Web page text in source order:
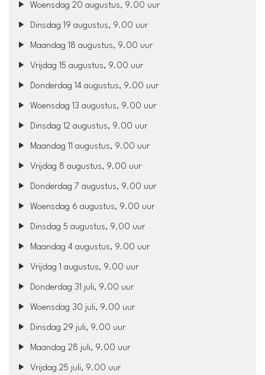
Woensdag 20 augustus, 9.00 uur
Dinsdag 19 augustus, 9.00 uur
Maandag 18 augustus, 9.00 uur
Vrijdag 15 augustus, 9.00 uur
Donderdag 14 augustus, 9.00 uur
Woensdag 13 augustus, 9.00 uur
Dinsdag 12 augustus, 9.00 uur
Maandag 11 augustus, 9.00 uur
Vrijdag 8 augustus, 9.00 uur
Donderdag 7 augustus, 9.00 uur
Woensdag 6 augustus, 9.00 uur
Dinsdag 5 augustus, 9.00 uur
Maandag 4 augustus, 9.00 uur
Vrijdag 1 augustus, 9.00 uur
Donderdag 31 juli, 9.00 uur
Woensdag 30 juli, 9.00 uur
Dinsdag 29 juli, 9.00 uur
Maandag 28 juli, 9.00 uur
Vrijdag 25 juli, 9.00 uur